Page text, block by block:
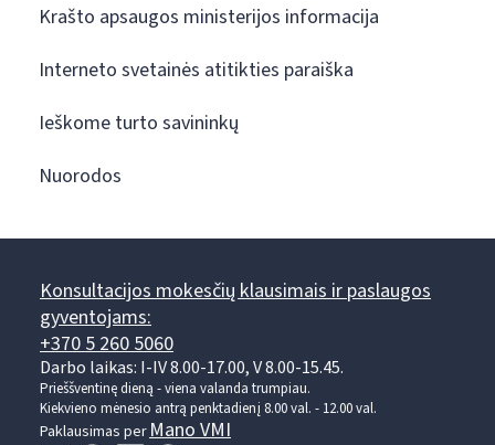
Krašto apsaugos ministerijos informacija
Interneto svetainės atitikties paraiška
Ieškome turto savininkų
Nuorodos
Konsultacijos mokesčių klausimais ir paslaugos
gyventojams:
+370 5 260 5060
Darbo laikas: I-IV 8.00-17.00, V 8.00-15.45.
Prieššventinę dieną - viena valanda trumpiau.
Kiekvieno mėnesio antrą penktadienį 8.00 val. - 12.00 val.
Paklausimas per Mano VMI